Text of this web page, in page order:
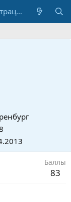
Регистрация
Баллы
83